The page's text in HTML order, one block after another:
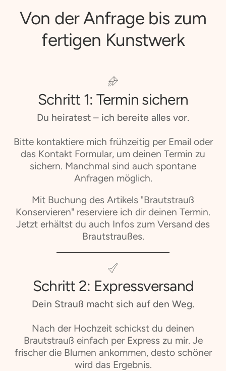
Von der Anfrage bis zum
fertigen Kunstwerk
Schritt 1: Termin sichern
Du heiratest – ich bereite alles vor.
Bitte kontaktiere mich frühzeitig per Email oder
das Kontakt Formular, um deinen Termin zu
sichern. Manchmal sind auch spontane
Anfragen möglich.
Mit Buchung des Artikels "Brautstrauß
Konservieren" reserviere ich dir deinen Termin.
Jetzt erhältst du auch Infos zum Versand des
Brautstraußes.
Schritt 2: Expressversand
Dein Strauß macht sich auf den Weg.
Nach der Hochzeit schickst du deinen
Brautstrauß einfach per Express zu mir. Je
frischer die Blumen ankommen, desto schöner
wird das Ergebnis.